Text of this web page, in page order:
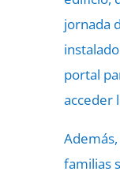
jornada
portal
acceder
familias